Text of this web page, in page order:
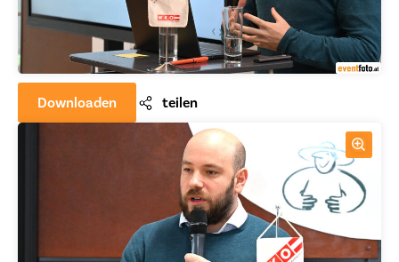
Downloaden teilen